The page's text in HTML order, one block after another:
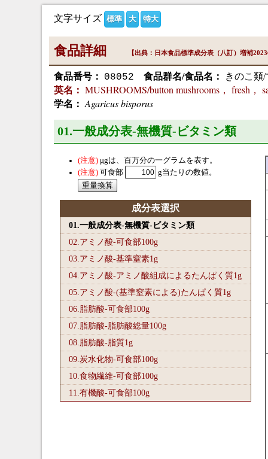
文字サイズ 標準 大 特大
食品詳細 【出典：日本食品標準成分表（八訂）増補
食品番号： 08052 食品群名/食品名：
きのこ類
英名： MUSHROOMS/button mushrooms， fresh，
学名： Agaricus bisporus
01.一般成分表-無機質-ビタミン類
μgは、百万分の一グラムを表す。
可食部
g当たりの数値。
成分表選択
01.一般成分表-無機質-ビタミン類
02.アミノ酸-可食部100g
03.アミノ酸-基準窒素1g
04.アミノ酸-アミノ酸組成によるたんぱく質1g
05.アミノ酸-(基準窒素による)たんぱく質1g
06.脂肪酸-可食部100g
07.脂肪酸-脂肪酸総量100g
08.脂肪酸-脂質1g
09.炭水化物-可食部100g
10.食物繊維-可食部100g
11.有機酸-可食部100g